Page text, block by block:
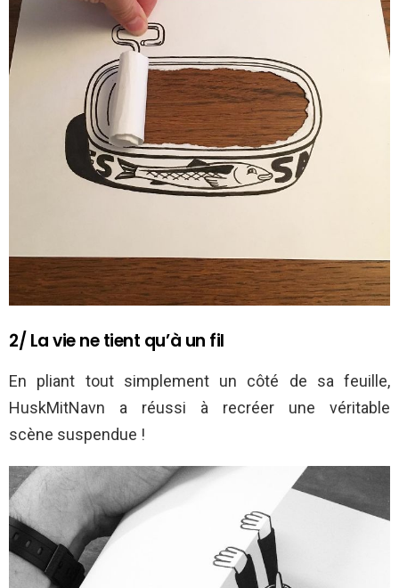
2/ La vie ne tient qu’à un fil
En pliant tout simplement un côté de sa feuille,
HuskMitNavn a réussi à recréer une véritable
scène suspendue !